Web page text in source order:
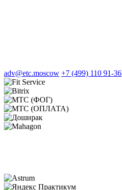
adv@etc.moscow +7 (499) 110 91-36